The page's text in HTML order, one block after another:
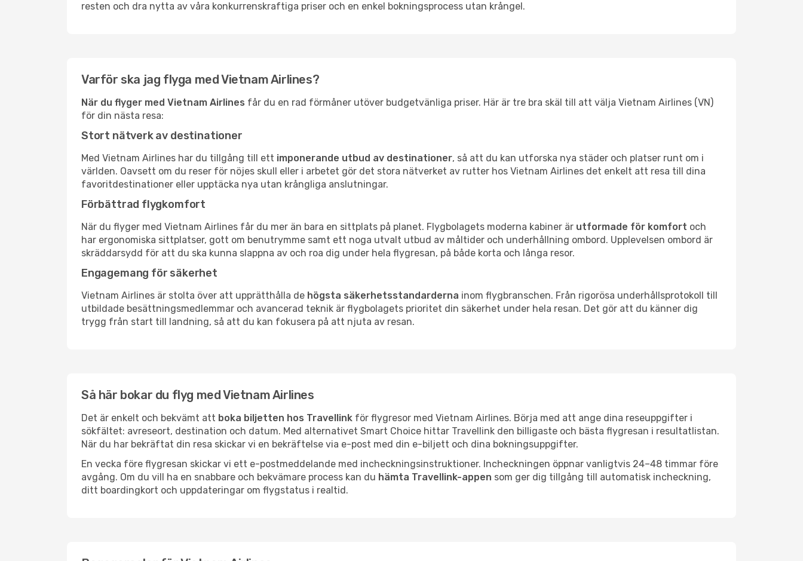
resten och dra nytta av våra konkurrenskraftiga priser och en enkel bokningsprocess utan krångel.
Varför ska jag flyga med Vietnam Airlines?
När du flyger med Vietnam Airlines får du en rad förmåner utöver budgetvänliga priser. Här är tre bra skäl till att välja Vietnam Airlines (VN)
för din nästa resa:
Stort nätverk av destinationer
Med Vietnam Airlines har du tillgång till ett imponerande utbud av destinationer, så att du kan utforska nya städer och platser runt om i
världen. Oavsett om du reser för nöjes skull eller i arbetet gör det stora nätverket av rutter hos Vietnam Airlines det enkelt att resa till dina
favoritdestinationer eller upptäcka nya utan krångliga anslutningar.
Förbättrad flygkomfort
När du flyger med Vietnam Airlines får du mer än bara en sittplats på planet. Flygbolagets moderna kabiner är utformade för komfort och
har ergonomiska sittplatser, gott om benutrymme samt ett noga utvalt utbud av måltider och underhållning ombord. Upplevelsen ombord är
skräddarsydd för att du ska kunna slappna av och roa dig under hela flygresan, på både korta och långa resor.
Engagemang för säkerhet
Vietnam Airlines är stolta över att upprätthålla de högsta säkerhetsstandarderna inom flygbranschen. Från rigorösa underhållsprotokoll till
utbildade besättningsmedlemmar och avancerad teknik är flygbolagets prioritet din säkerhet under hela resan. Det gör att du känner dig
trygg från start till landning, så att du kan fokusera på att njuta av resan.
Så här bokar du flyg med Vietnam Airlines
Det är enkelt och bekvämt att boka biljetten hos Travellink för flygresor med Vietnam Airlines. Börja med att ange dina reseuppgifter i
sökfältet: avreseort, destination och datum. Med alternativet Smart Choice hittar Travellink den billigaste och bästa flygresan i resultatlistan.
När du har bekräftat din resa skickar vi en bekräftelse via e-post med din e-biljett och dina bokningsuppgifter.
En vecka före flygresan skickar vi ett e-postmeddelande med incheckningsinstruktioner. Incheckningen öppnar vanligtvis 24–48 timmar före
avgång. Om du vill ha en snabbare och bekvämare process kan du hämta Travellink-appen som ger dig tillgång till automatisk incheckning,
ditt boardingkort och uppdateringar om flygstatus i realtid.